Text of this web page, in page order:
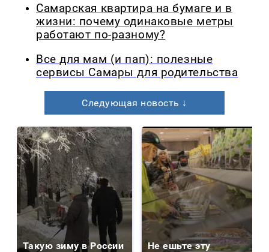
Самарская квартира на бумаге и в
жизни: почему одинаковые метры
работают по-разному?
Все для мам (и пап): полезные
сервисы Самары для родительства
Следующая новость ↓
Такую зиму в России
Не ешьте эту